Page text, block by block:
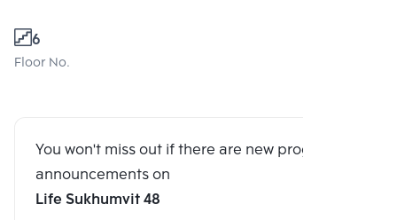
6
Floor No.
You won't miss out if there are new program
announcements on
Life Sukhumvit 48